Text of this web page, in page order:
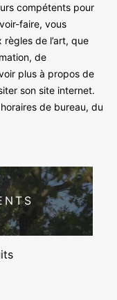
compétents pour
faire, vous
de l’art, que
de
plus à propos de
son site internet.
de bureau, du